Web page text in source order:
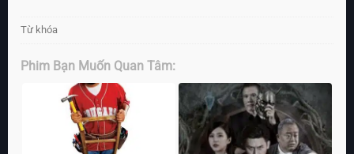
Từ khóa
Phim Bạn Muốn Quan Tâm: